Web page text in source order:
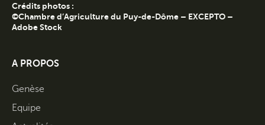
Crédits photos :
©Chambre d’Agriculture du Puy-de-Dôme – EXCEPTO –
Adobe Stock
A PROPOS
Genèse
Equipe